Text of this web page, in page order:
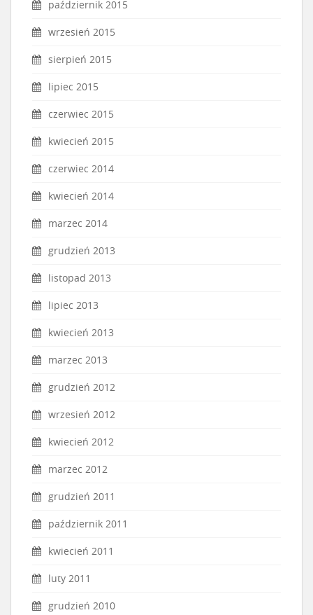
październik 2015
wrzesień 2015
sierpień 2015
lipiec 2015
czerwiec 2015
kwiecień 2015
czerwiec 2014
kwiecień 2014
marzec 2014
grudzień 2013
listopad 2013
lipiec 2013
kwiecień 2013
marzec 2013
grudzień 2012
wrzesień 2012
kwiecień 2012
marzec 2012
grudzień 2011
październik 2011
kwiecień 2011
luty 2011
grudzień 2010